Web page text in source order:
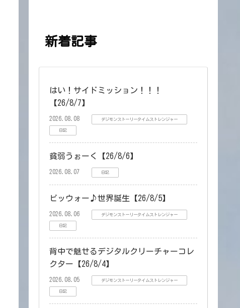
新着記事
はい！サイドミッション！！！
【26/8/7】
2026.08.08 デジモンストーリータイムストレンジャー
日記
貧弱うぉーく【26/8/6】
2026.08.07 日記
ビッウォー♪世界誕生【26/8/5】
2026.08.06 デジモンストーリータイムストレンジャー
日記
背中で魅せるデジタルクリーチャーコレ
クター【26/8/4】
2026.08.05 デジモンストーリータイムストレンジャー
日記